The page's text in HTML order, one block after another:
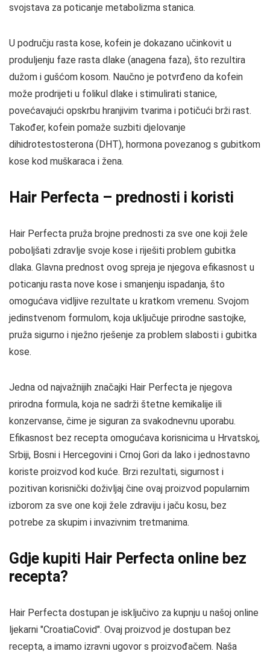
svojstava za poticanje metabolizma stanica.
U području rasta kose, kofein je dokazano učinkovit u
produljenju faze rasta dlake (anagena faza), što rezultira
dužom i gušćom kosom. Naučno je potvrđeno da kofein
može prodrijeti u folikul dlake i stimulirati stanice,
povećavajući opskrbu hranjivim tvarima i potičući brži rast.
Također, kofein pomaže suzbiti djelovanje
dihidrotestosterona (DHT), hormona povezanog s gubitkom
kose kod muškaraca i žena.
Hair Perfecta – prednosti i koristi
Hair Perfecta pruža brojne prednosti za sve one koji žele
poboljšati zdravlje svoje kose i riješiti problem gubitka
dlaka. Glavna prednost ovog spreja je njegova efikasnost u
poticanju rasta nove kose i smanjenju ispadanja, što
omogućava vidljive rezultate u kratkom vremenu. Svojom
jedinstvenom formulom, koja uključuje prirodne sastojke,
pruža sigurno i nježno rješenje za problem slabosti i gubitka
kose.
Jedna od najvažnijih značajki Hair Perfecta je njegova
prirodna formula, koja ne sadrži štetne kemikalije ili
konzervanse, čime je siguran za svakodnevnu uporabu.
Efikasnost bez recepta omogućava korisnicima u Hrvatskoj,
Srbiji, Bosni i Hercegovini i Crnoj Gori da lako i jednostavno
koriste proizvod kod kuće. Brzi rezultati, sigurnost i
pozitivan korisnički doživljaj čine ovaj proizvod popularnim
izborom za sve one koji žele zdraviju i jaču kosu, bez
potrebe za skupim i invazivnim tretmanima.
Gdje kupiti Hair Perfecta online bez
recepta?
Hair Perfecta dostupan je isključivo za kupnju u našoj online
ljekarni "CroatiaCovid". Ovaj proizvod je dostupan bez
recepta, a imamo izravni ugovor s proizvođačem. Naša